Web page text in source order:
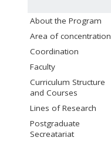
About the Program
Area of concentration
Coordination
Faculty
Curriculum Structure
and Courses
Lines of Research
Postgraduate
Secreatariat